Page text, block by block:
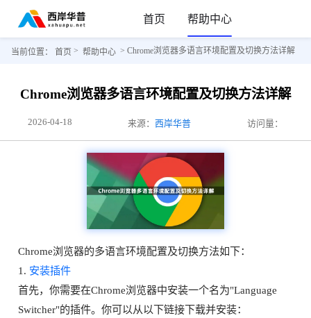
首页 帮助中心
当前位置： 首页 > 帮助中心 > Chrome浏览器多语言环境配置及切换方法详解
Chrome浏览器多语言环境配置及切换方法详解
2026-04-18 来源：西岸华普 访问量：
Chrome浏览器的多语言环境配置及切换方法如下：
1. 安装插件
首先，你需要在Chrome浏览器中安装一个名为"Language
Switcher"的插件。你可以从以下链接下载并安装：